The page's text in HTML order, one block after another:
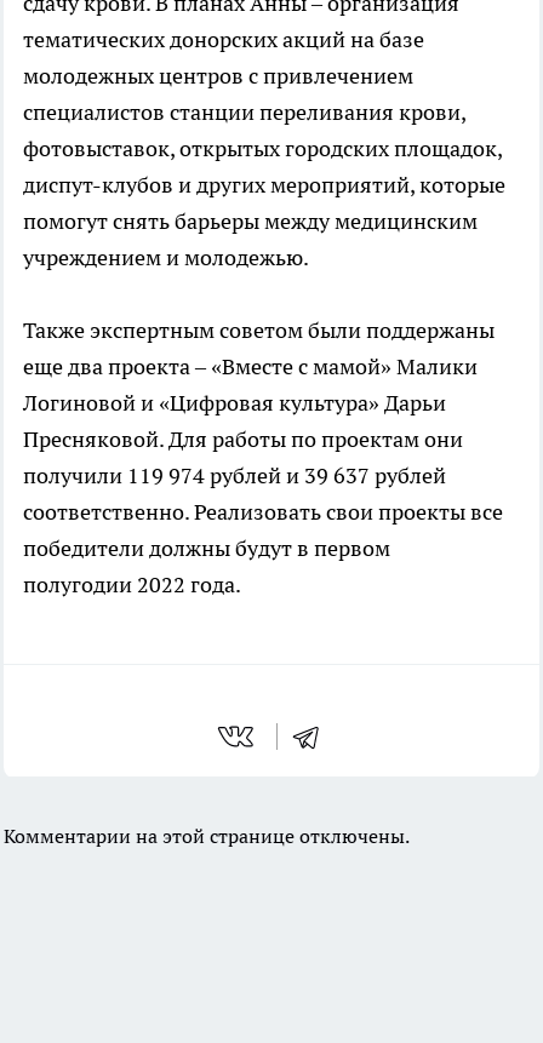
тематических донорских акций на базе
молодежных центров с привлечением
специалистов станции переливания крови,
фотовыставок, открытых городских площадок,
диспут-клубов и других мероприятий, которые
помогут снять барьеры между медицинским
учреждением и молодежью.
Также экспертным советом были поддержаны
еще два проекта – «Вместе с мамой» Малики
Логиновой и «Цифровая культура» Дарьи
Пресняковой. Для работы по проектам они
получили 119 974 рублей и 39 637 рублей
соответственно. Реализовать свои проекты все
победители должны будут в первом
полугодии 2022 года.
Комментарии на этой странице отключены.